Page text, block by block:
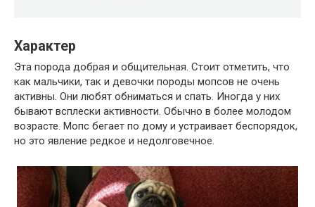
Характер
Эта порода добрая и общительная. Стоит отметить, что
как мальчики, так и девочки породы мопсов не очень
активны. Они любят обниматься и спать. Иногда у них
бывают всплески активности. Обычно в более молодом
возрасте. Мопс бегает по дому и устраивает беспорядок,
но это явление редкое и недолговечное.